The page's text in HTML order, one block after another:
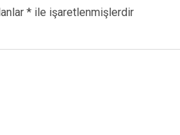
* ile işaretlenmişlerdir